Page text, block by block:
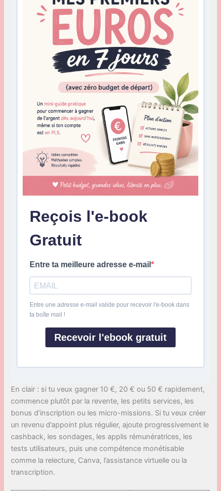
Reçois l'e-book
Gratuit
Entre ta meilleure adresse e-mail
Entre une adresse e-mail valide pour recevoir l'e-book dans
ta boîte mail !
Recevoir l'ebook gratuit
En clair : si tu veux gagner 10 €, 20 € ou 50 € rapidement,
commence plutôt par la revente, les petits services, les
bonus d’inscription ou les micro-missions. Si tu veux créer
un revenu d’appoint plus régulier, ajoute progressivement le
cashback, les sondages, les applis rémunératrices, les
tests utilisateurs, puis une compétence monétisable
comme la relecture, Canva, l’assistance virtuelle ou la
transcription.